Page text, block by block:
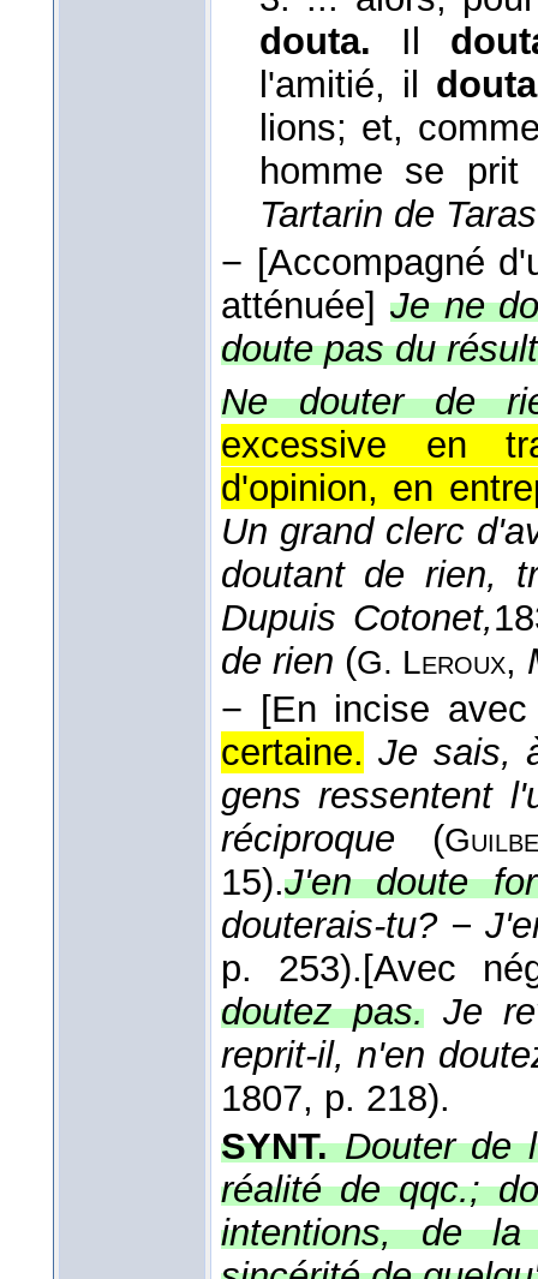
douta. Il
l'amitié, il
lions; et,
homme se
Tartarin de
− [Accompagné
atténuée] Je ne
doute pas du
Ne douter de
excessive en
d'opinion, en
Un grand clerc
doutant de rien,
Dupuis Cotonet,
de rien (G. Leroux,
− [En incise
certaine. Je sais,
gens ressentent
réciproque (
15).J'en doute
douterais-tu? −
p. 253).[Avec
doutez pas. Je
reprit-il, n'en
1807, p. 218).
SYNT.Douter de
réalité de qqc.;
intentions, de